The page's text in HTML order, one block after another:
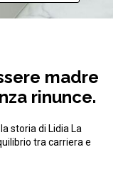
madre
rinunce.
storia di Lidia La
tra carriera e